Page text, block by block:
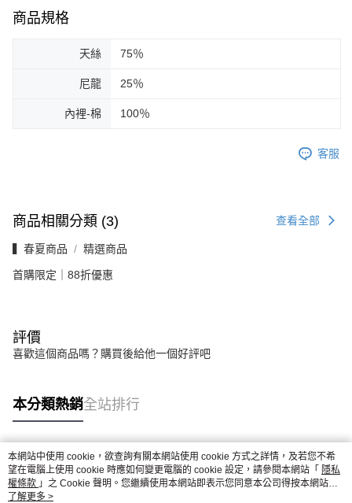
商品規格
天絲 75％
尼龍 25％
內裡-棉 100％
客服
商品相關分類 (3) 查看全部
▍春夏商品 精選商品
首購限定｜88折優惠
評價
喜歡這個商品嗎？購買後給他一個好評吧
本分類熱銷全站排行
熱門標籤
本網站中使用 cookie，欲查詢有關本網站使用 cookie 方式之詳情，及若您不希
望在電腦上使用 cookie 時應如何變更電腦的 cookie 設定，請參閱本網站「 隱私
權條款 」之 Cookie 聲明。您繼續使用本網站即表示您同意本公司得按本網站使
用條款之 Cookie 聲明使用 cookie。
了解更多 >